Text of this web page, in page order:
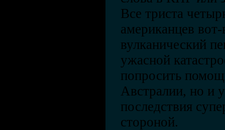
Все триста
американцев
вулканический
ужасной
попросить
Австралии, но и
последствия
стороной.